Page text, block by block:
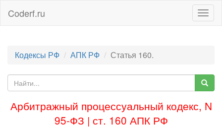
Coderf.ru
Кодексы РФ АПК РФ Статья 160.
Арбитражный процессуальный кодекс, N
95-ФЗ | ст. 160 АПК РФ